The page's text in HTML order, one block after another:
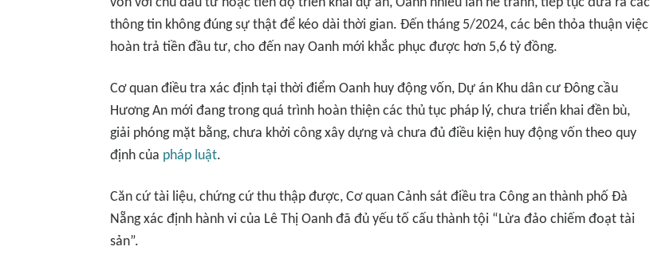
thông tin không đúng sự thật để kéo dài thời gian. Đến tháng 5/2024, các bên thỏa thuận việc
hoàn trả tiền đầu tư, cho đến nay Oanh mới khắc phục được hơn 5,6 tỷ đồng.
Cơ quan điều tra xác định tại thời điểm Oanh huy động vốn, Dự án Khu dân cư Đông cầu
Hương An mới đang trong quá trình hoàn thiện các thủ tục pháp lý, chưa triển khai đền bù,
giải phóng mặt bằng, chưa khởi công xây dựng và chưa đủ điều kiện huy động vốn theo quy
định của pháp luật.
Căn cứ tài liệu, chứng cứ thu thập được, Cơ quan Cảnh sát điều tra Công an thành phố Đà
Nẵng xác định hành vi của Lê Thị Oanh đã đủ yếu tố cấu thành tội “Lừa đảo chiếm đoạt tài
sản”.